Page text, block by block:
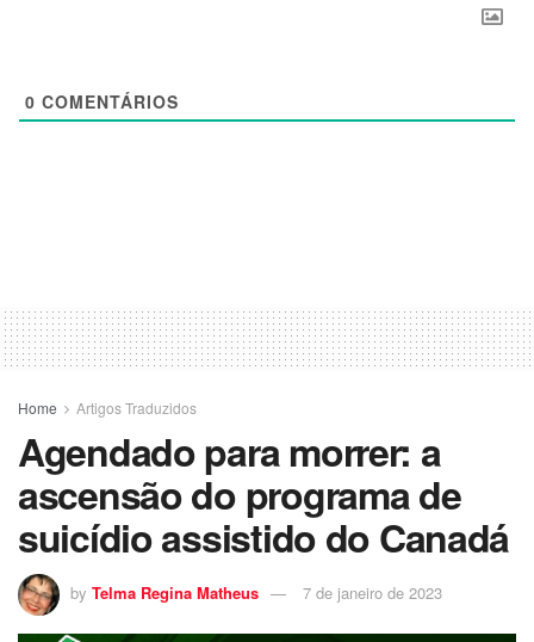
0 COMENTÁRIOS
Home Artigos Traduzidos
Agendado para morrer: a
ascensão do programa de
suicídio assistido do Canadá
by Telma Regina Matheus 7 de janeiro de 2023